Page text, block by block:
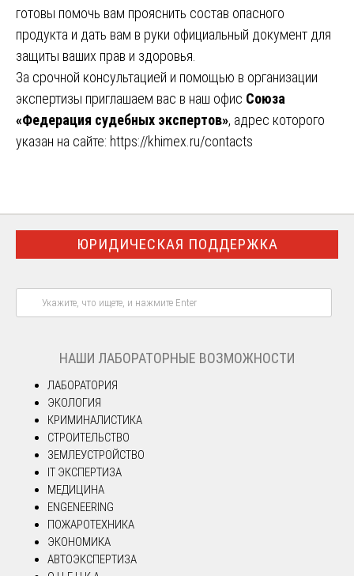
готовы помочь вам прояснить состав опасного
продукта и дать вам в руки официальный документ для
защиты ваших прав и здоровья.
За срочной консультацией и помощью в организации
экспертизы приглашаем вас в наш офис Союза
«Федерация судебных экспертов», адрес которого
указан на сайте: https://khimex.ru/contacts
ЮРИДИЧЕСКАЯ ПОДДЕРЖКА
НАШИ ЛАБОРАТОРНЫЕ ВОЗМОЖНОСТИ
ЛАБОРАТОРИЯ
ЭКОЛОГИЯ
КРИМИНАЛИСТИКА
СТРОИТЕЛЬСТВО
ЗЕМЛЕУСТРОЙСТВО
IT ЭКСПЕРТИЗА
МЕДИЦИНА
ENGENEERING
ПОЖАРОТЕХНИКА
ЭКОНОМИКА
АВТОЭКСПЕРТИЗА